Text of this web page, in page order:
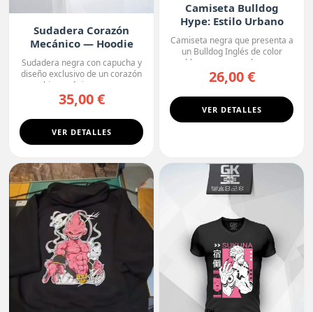
Sudadera Corazón
Mecánico — Hoodie
Sudadera negra con capucha y
diseño exclusivo de un corazón
biomecánico, con ...
35,00 €
VER DETALLES
Camiseta Bulldog
Hype: Estilo Urbano
Camiseta negra que presenta a
un Bulldog Inglés de color
blanco con manchas o...
26,00 €
VER DETALLES